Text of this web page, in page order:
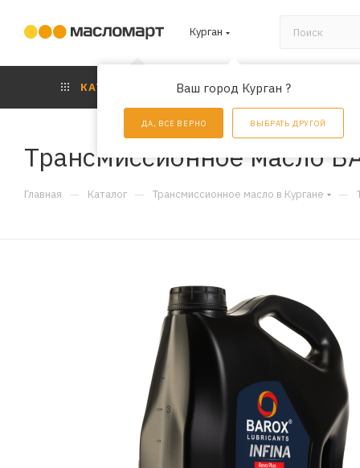
Курган
Ваш город Курган ?
ДА, ВСЕ ВЕРНО ВЫБРАТЬ ДРУГОЙ
КАТАЛОГ АКЦИИ
Трансмиссионное масло
Главная — Каталог — Трансмиссионное масло в Кургане —